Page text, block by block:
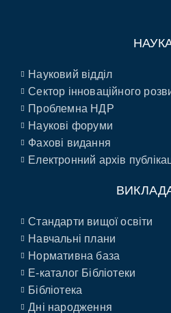
Науковий відділ
Сектор інноваційного
Проблемна НДР
Наукові форуми
Фахові видання
Електронний архів
Стандарти вищої освіти
Навчальні плани
Нормативна база
E-каталог Бібліотеки
Бібліотека
Дні народження